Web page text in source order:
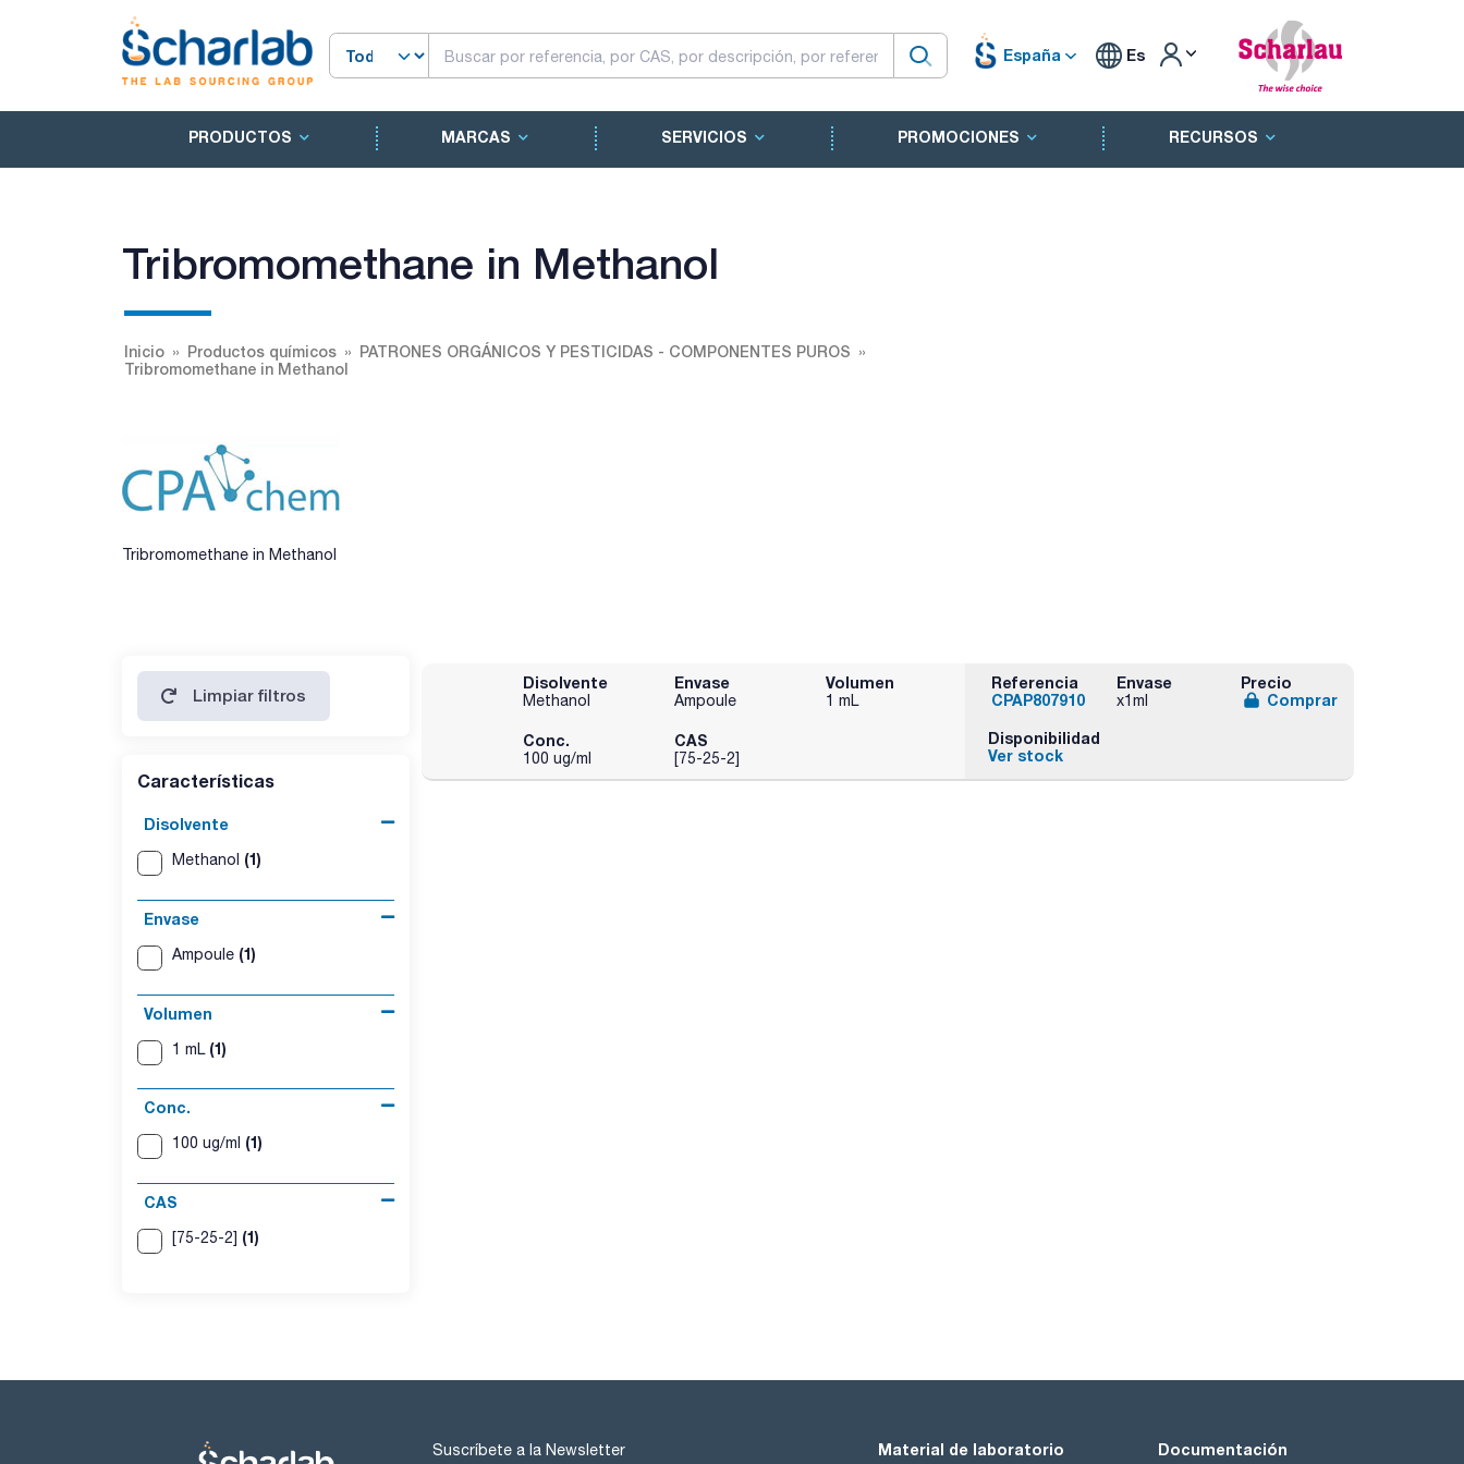
España Es
PRODUCTOS MARCAS SERVICIOS PROMOCIONES RECURSOS
Tribromomethane in Methanol
Inicio Productos químicos
PATRONES ORGÁNICOS Y PESTICIDAS - COMPONENTES PUROS
Tribromomethane in Methanol
Tribromomethane in Methanol
Limpiar filtros
Características
Disolvente
Methanol (1)
Envase
Ampoule (1)
Volumen
1 mL (1)
Conc.
100 ug/ml (1)
CAS
[75-25-2] (1)
Disolvente
Methanol
Envase
Ampoule
Volumen
1 mL
Conc.
100 ug/ml
CAS
[75-25-2]
Referencia
CPAP807910
Envase
x1ml
Precio
Comprar
Disponibilidad
Ver stock
Suscríbete a la Newsletter Material de laboratorio Documentación